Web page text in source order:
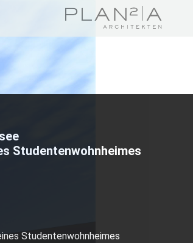
Studentenwohnheimes
Studentenwohnheimes